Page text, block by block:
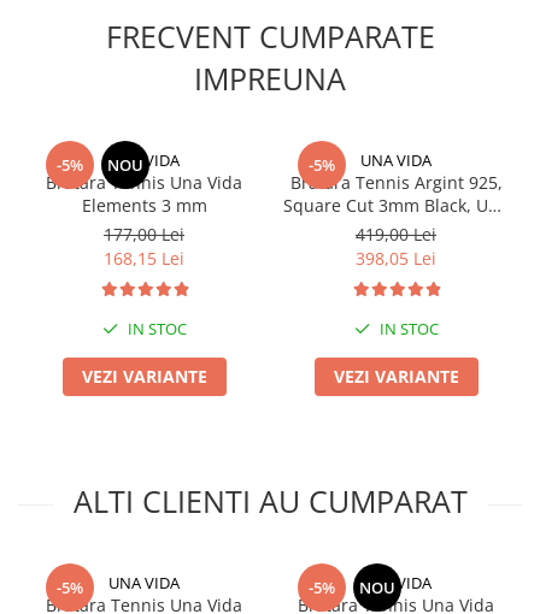
FRECVENT CUMPARATE
IMPREUNA
-5% NOU
UNA VIDA
Bratara Tennis Una Vida
Elements 3 mm
177,00 Lei
168,15 Lei
IN STOC
VEZI VARIANTE
-5% UNA VIDA
Bratara Tennis Argint 925,
Square Cut 3mm Black, Una
Vida
419,00 Lei
398,05 Lei
IN STOC
VEZI VARIANTE
ALTI CLIENTI AU CUMPARAT
-5% UNA VIDA
Bratara Tennis Una Vida
-5% NOU
UNA VIDA
Bratara Tennis Una Vida